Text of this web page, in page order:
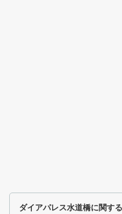
ダイアパレス水道橋に関す